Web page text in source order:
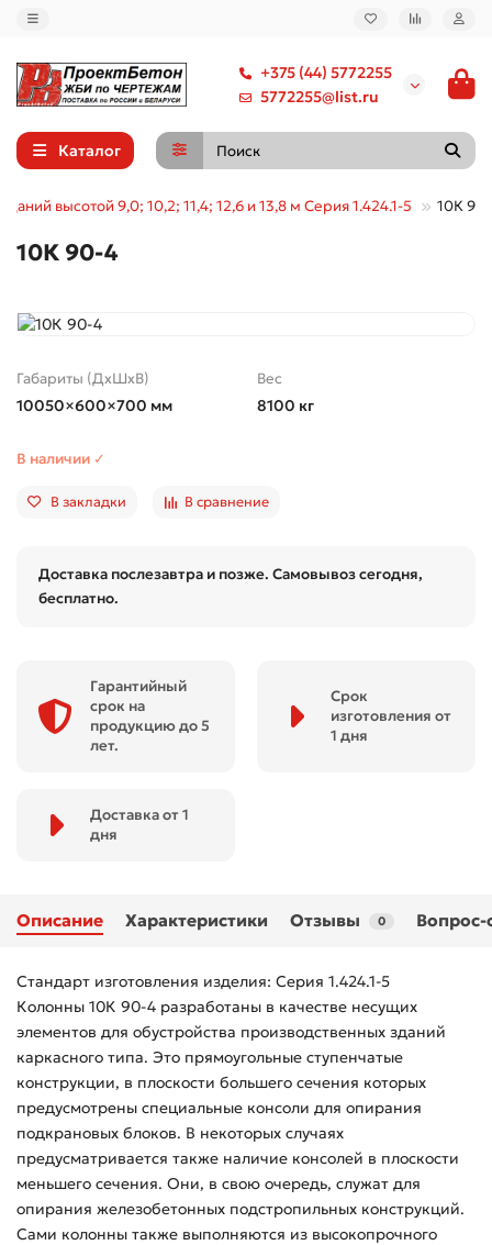
+375 (44) 5772255
5772255@list.ru
Каталог
высотой 9,0; 10,2; 11,4; 12,6 и 13,8 м Серия 1.424.1-5 10К
10К 90-4
Габариты (ДхШхВ)
10050×600×700 мм
Вес
8100 кг
В наличии ✓
В закладки В сравнение
Доставка послезавтра и позже. Самовывоз сегодня,
бесплатно.
Гарантийный
срок на
продукцию до 5
лет.
Срок
изготовления от
1 дня
Доставка от 1
дня
Описание Характеристики Отзывы 0 Вопрос-
Стандарт изготовления изделия: Серия 1.424.1-5
Колонны 10К 90-4 разработаны в качестве несущих
элементов для обустройства производственных зданий
каркасного типа. Это прямоугольные ступенчатые
конструкции, в плоскости большего сечения которых
предусмотрены специальные консоли для опирания
подкрановых блоков. В некоторых случаях
предусматривается также наличие консолей в плоскости
меньшего сечения. Они, в свою очередь, служат для
опирания железобетонных подстропильных конструкций.
Сами колонны также выполняются из высокопрочного